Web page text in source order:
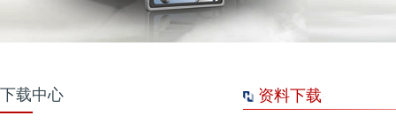
下载中心 资料下载